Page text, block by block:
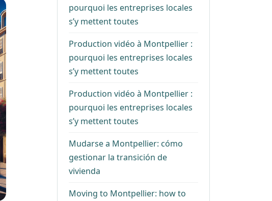
pourquoi les entreprises locales
s’y mettent toutes
Production vidéo à Montpellier :
pourquoi les entreprises locales
s’y mettent toutes
Production vidéo à Montpellier :
pourquoi les entreprises locales
s’y mettent toutes
Mudarse a Montpellier: cómo
gestionar la transición de
vivienda
Moving to Montpellier: how to